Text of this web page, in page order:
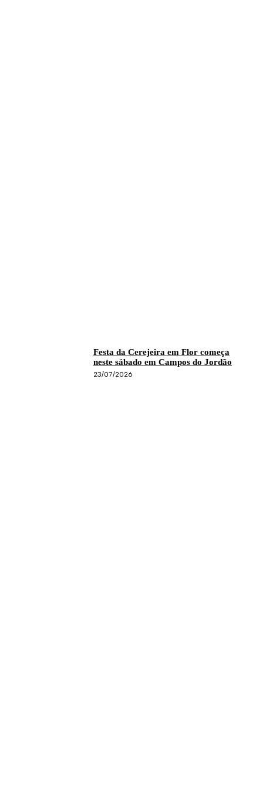
Festa da Cerejeira em Flor começa
neste sábado em Campos do Jordão
23/07/2026